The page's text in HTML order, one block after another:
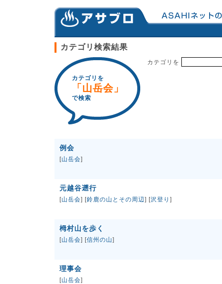
カテゴリ検索結果
カテゴリを
「山岳会」
で検索
カテゴリを
例会
[山岳会]
元越谷遡行
[山岳会] [鈴鹿の山とその周辺] [沢登り ]
栂村山を歩く
[山岳会] [信州の山]
理事会
[山岳会]